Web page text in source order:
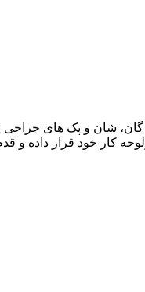
غیر استریل، گان، شان و پک
کار خود قرار داده و